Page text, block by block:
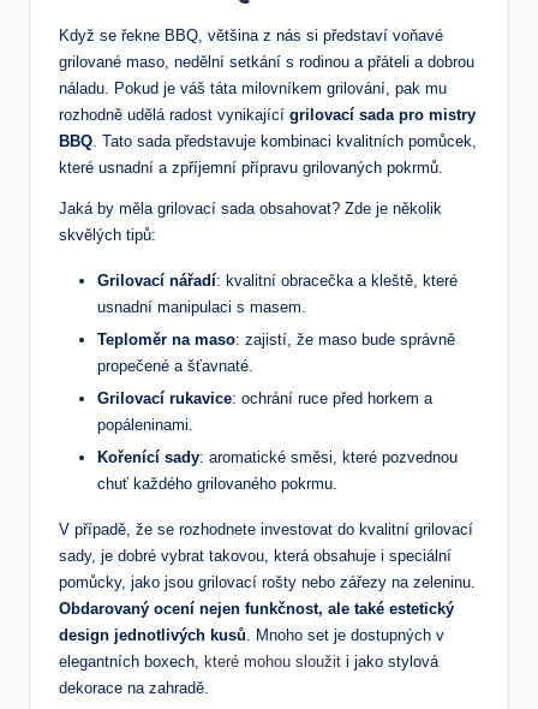
Když se řekne BBQ,⁣ většina⁢ z nás si představí voňavé
grilované maso, nedělní setkání s rodinou a přáteli a‌ dobrou⁤
náladu. Pokud je váš táta milovníkem grilování, pak mu
rozhodně udělá ⁤radost⁤ vynikající‌ grilovací ⁤sada pro mistry
BBQ. Tato sada představuje kombinaci kvalitních pomůcek,
které usnadní a zpříjemní přípravu grilovaných pokrmů.
Jaká by měla grilovací sada obsahovat? ‍Zde je několik
skvělých‌ tipů:
Grilovací nářadí: kvalitní‍ obracečka a kleště, které
usnadní manipulaci s masem.
Teploměr na maso: zajistí, ​že maso bude správně
propečené a šťavnaté.
Grilovací rukavice: ochrání ruce před​ horkem a
popáleninami.
Kořenící sady: ‌aromatické směsi, které pozvednou
chuť každého ⁤grilovaného pokrmu.
V případě, že⁢ se rozhodnete investovat do kvalitní⁢ grilovací​
sady, ⁣je dobré ⁤vybrat takovou, ‌která obsahuje i speciální
pomůcky, ⁤jako jsou grilovací rošty nebo zářezy na zeleninu.
Obdarovaný⁤ ocení nejen funkčnost,‍ ale také estetický
design⁢ jednotlivých‌ kusů. Mnoho⁣ set‌ je dostupných v
elegantních boxech, ⁣ které mohou sloužit i jako ​stylová
dekorace na​ zahradě.